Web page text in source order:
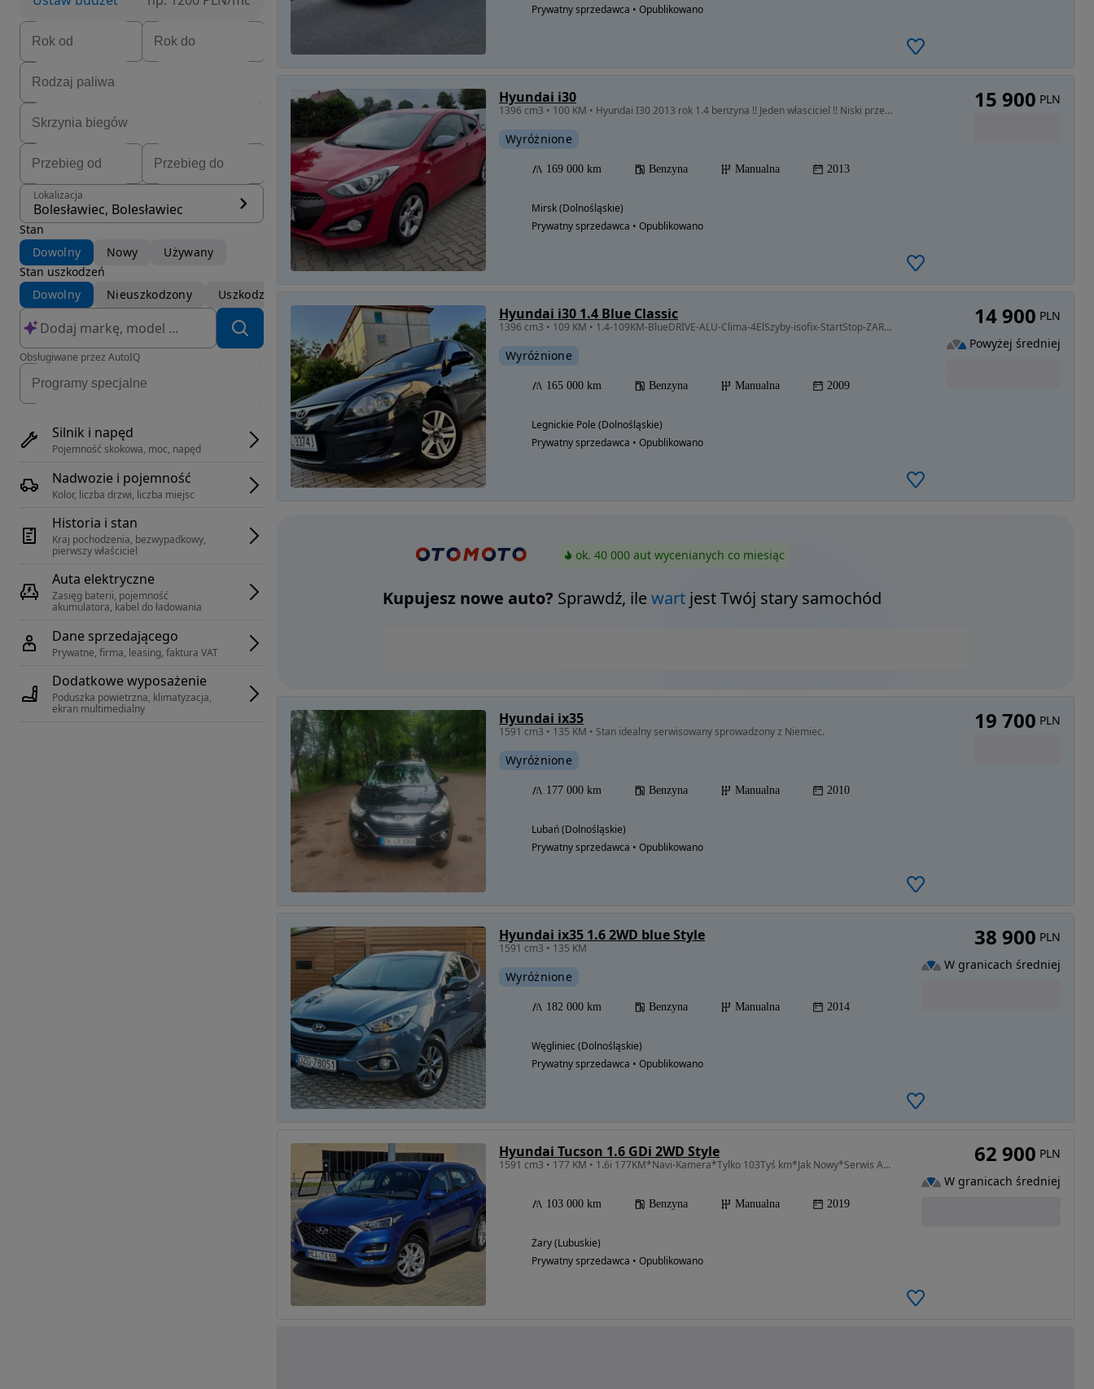
Lokalizacja
Bolesławiec, Bolesławiec
Stan
Dowolny
Nowy
Używany
Stan uszkodzeń
Dowolny
Nieuszkodzony Uszkodzony
Obsługiwane przez AutoIQ
Silnik i napęd
Pojemność skokowa, moc, napęd
Nadwozie i pojemność
Kolor, liczba drzwi, liczba miejsc
Historia i stan
Kraj pochodzenia, bezwypadkowy,
pierwszy właściciel
Auta elektryczne
Zasięg baterii, pojemność
akumulatora, kabel do ładowania
Dane sprzedającego
Prywatne, firma, leasing, faktura VAT
Dodatkowe wyposażenie
Poduszka powietrzna, klimatyzacja,
ekran multimedialny
Prywatny sprzedawca • Opublikowano
Hyundai i30
1396 cm3 • 100 KM • Hyundai I30 2013 rok 1.4 benzyna !! Jeden własciciel !! Niski przebieg
Wyróżnione
169 000 km Benzyna Manualna 2013
Mirsk (Dolnośląskie)
Prywatny sprzedawca • Opublikowano
15 900 PLN
Hyundai i30 1.4 Blue Classic
1396 cm3 • 109 KM • 1.4-109KM-BlueDRIVE-ALU-Clima-4ElSzyby-isofix-StartStop-ZAREJESTROWANY
Wyróżnione
165 000 km Benzyna Manualna 2009
Legnickie Pole (Dolnośląskie)
Prywatny sprzedawca • Opublikowano
14 900 PLN
Powyżej średniej
ok. 40 000 aut wycenianych co miesiąc
Kupujesz nowe auto? Sprawdź, ilewartjest Twój stary samochód
Hyundai ix35
1591 cm3 • 135 KM • Stan idealny serwisowany sprowadzony z Niemiec.
Wyróżnione
177 000 km Benzyna Manualna 2010
Lubań (Dolnośląskie)
Prywatny sprzedawca • Opublikowano
19 700 PLN
Hyundai ix35 1.6 2WD blue Style
1591 cm3 • 135 KM
Wyróżnione
182 000 km Benzyna Manualna 2014
Węgliniec (Dolnośląskie)
Prywatny sprzedawca • Opublikowano
38 900 PLN
W granicach średniej
Hyundai Tucson 1.6 GDi 2WD Style
1591 cm3 • 177 KM • 1.6i 177KM*Navi-Kamera*Tylko 103Tyś km*Jak Nowy*Serwis ASO!!
103 000 km Benzyna Manualna 2019
Żary (Lubuskie)
Prywatny sprzedawca • Opublikowano
62 900 PLN
W granicach średniej